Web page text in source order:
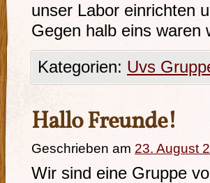
unser Labor einrichten
Gegen halb eins waren
Kategorien: Uvs
Hallo Freunde!
Geschrieben am 23. August
Wir sind eine Gruppe